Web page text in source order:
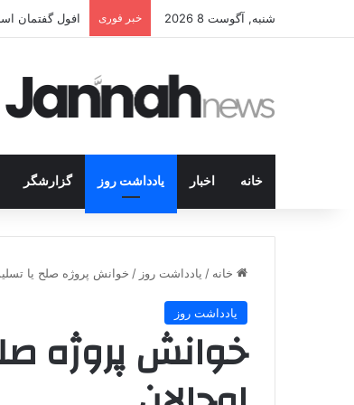
شنبه, آگوست 8 2026 خبر فوری افول گفتمان
خانه اخبار یادداشت روز گزارشگر
خانه / یادداشت روز / خوانش پروژه صلح یا
یادداشت روز
خوانش پروژه